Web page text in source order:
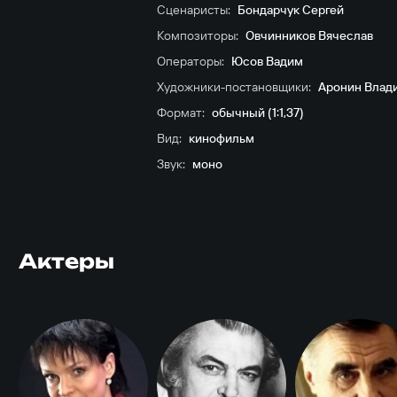
Сценаристы: Бондарчук Сергей
Композиторы: Овчинников Вячеслав
Операторы: Юсов Вадим
Художники-постановщики: Аронин
Формат: обычный (1:1,37)
Вид: кинофильм
Звук: моно
Актеры